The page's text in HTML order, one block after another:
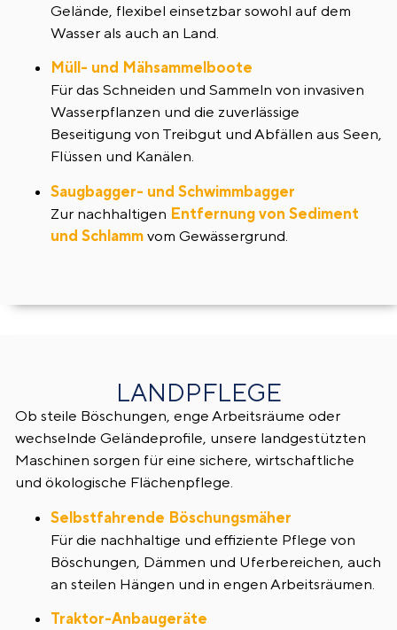
Gelände, flexibel einsetzbar sowohl auf dem
Wasser als auch an Land.
Müll- und Mähsammelboote
Für das Schneiden und Sammeln von invasiven
Wasserpflanzen und die zuverlässige
Beseitigung von Treibgut und Abfällen aus Seen,
Flüssen und Kanälen.
Saugbagger- und Schwimmbagger
Zur nachhaltigen Entfernung von Sediment
und Schlamm vom Gewässergrund.
LANDPFLEGE
Ob steile Böschungen, enge Arbeitsräume oder
wechselnde Geländeprofile, unsere landgestützten
Maschinen sorgen für eine sichere, wirtschaftliche
und ökologische Flächenpflege.
Selbstfahrende Böschungsmäher
Für die nachhaltige und effiziente Pflege von
Böschungen, Dämmen und Uferbereichen, auch
an steilen Hängen und in engen Arbeitsräumen.
Traktor-Anbaugeräte